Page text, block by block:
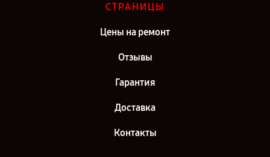
СТРАНИЦЫ
Цены на ремонт
Отзывы
Гарантия
Доставка
Контакты